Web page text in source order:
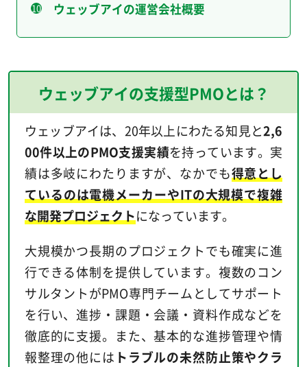
ウェッブアイの運営会社概要
ウェッブアイの支援型PMOとは？
ウェッブアイは、20年以上にわたる知見と2,6
00件以上のPMO支援実績を持っています。実
績は多岐にわたりますが、なかでも得意とし
ているのは電機メーカーやITの大規模で複雑
な開発プロジェクトになっています。
大規模かつ長期のプロジェクトでも確実に進
行できる体制を提供しています。複数のコン
サルタントがPMO専門チームとしてサポート
を行い、進捗・課題・会議・資料作成などを
徹底的に支援。また、基本的な進捗管理や情
報整理の他には トラブルの未然防止策やクラ